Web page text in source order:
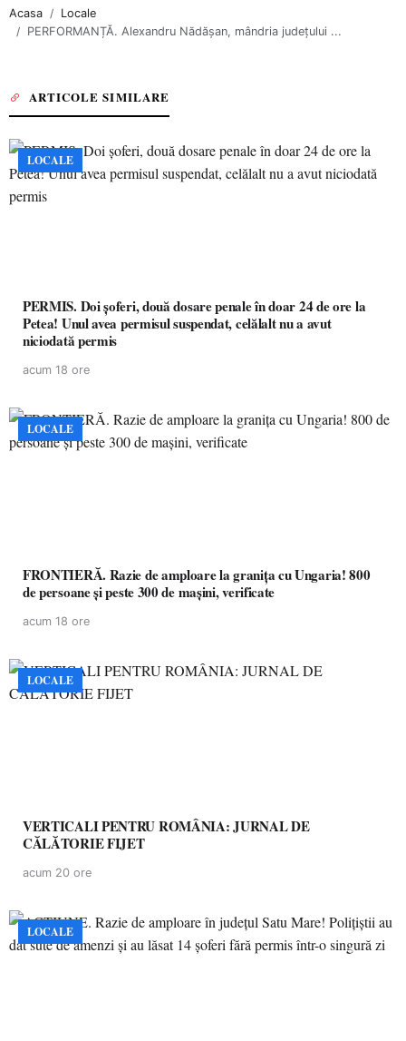
Acasa
Locale
PERFORMANȚĂ. Alexandru Nădășan, mândria județului ...
ARTICOLE SIMILARE
LOCALE
PERMIS. Doi șoferi, două dosare penale în doar 24 de ore la
Petea! Unul avea permisul suspendat, celălalt nu a avut
niciodată permis
acum 18 ore
LOCALE
FRONTIERĂ. Razie de amploare la granița cu Ungaria! 800
de persoane și peste 300 de mașini, verificate
acum 18 ore
LOCALE
VERTICALI PENTRU ROMÂNIA: JURNAL DE
CĂLĂTORIE FIJET
acum 20 ore
LOCALE